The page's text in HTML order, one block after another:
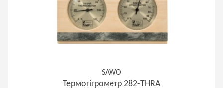
SAWO
Термогігрометр 282-THRA